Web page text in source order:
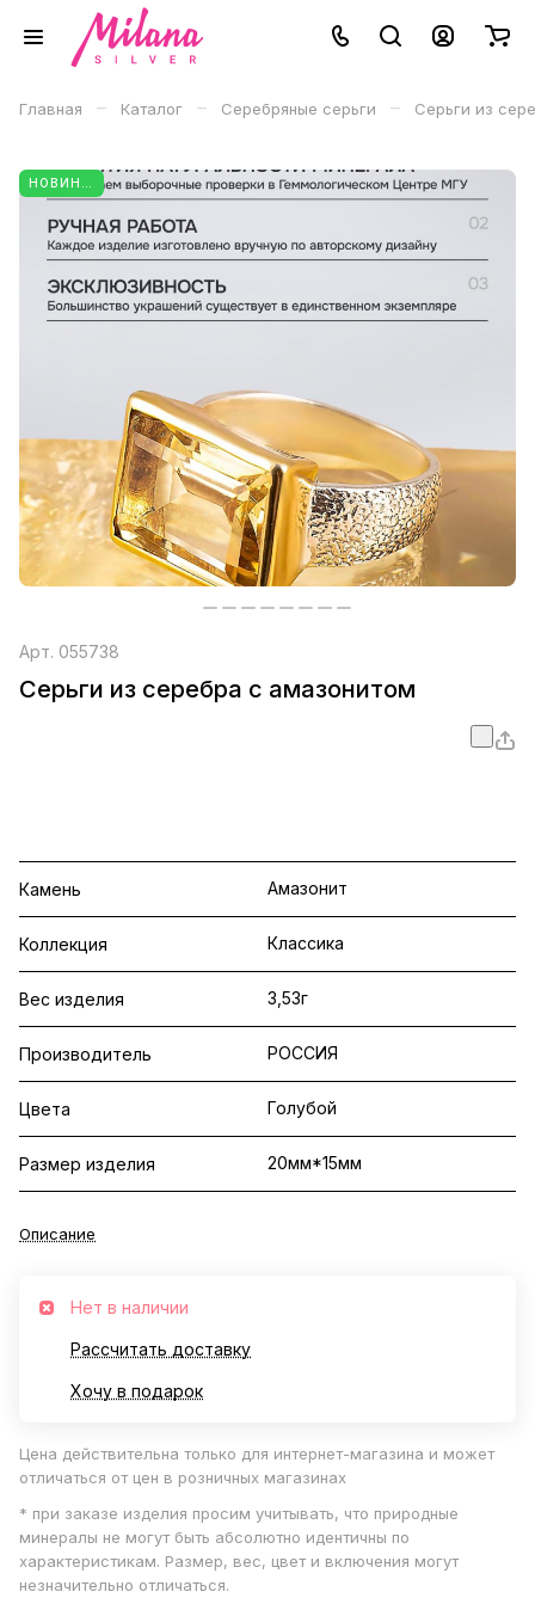
Главная – Каталог – Серебряные серьги – Серьги из
Арт. 055738
Серьги из серебра с амазонитом
Камень Амазонит
Коллекция Классика
Вес изделия 3,53г
Производитель РОССИЯ
Цвета Голубой
Размер изделия 20мм*15мм
Описание
Нет в наличии
Рассчитать доставку
Хочу в подарок
Цена действительна только для интернет-магазина и может
отличаться от цен в розничных магазинах
* при заказе изделия просим учитывать, что природные
минералы не могут быть абсолютно идентичны по
характеристикам. Размер, вес, цвет и включения могут
незначительно отличаться.